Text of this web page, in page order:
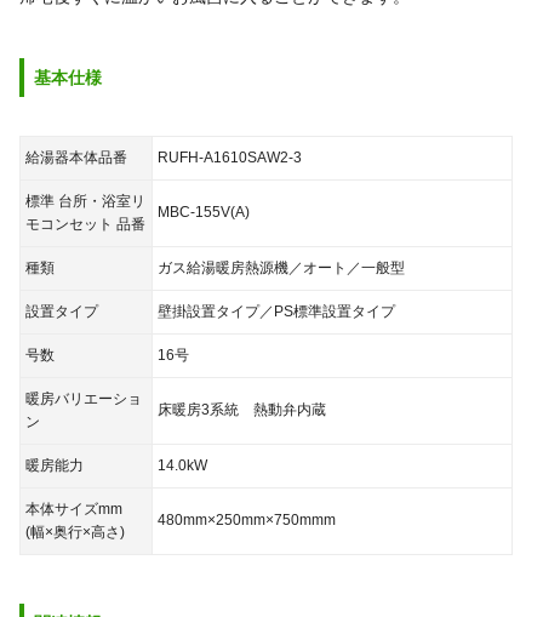
基本仕様
給湯器本体品番 RUFH-A1610SAW2-3
標準 台所・浴室リ
モコンセット 品番
MBC-155V(A)
種類 ガス給湯暖房熱源機／オート／一般型
設置タイプ 壁掛設置タイプ／PS標準設置タイプ
号数 16号
暖房バリエーショ
ン
床暖房3系統 熱動弁内蔵
暖房能力 14.0kW
本体サイズmm
(幅×奥行×高さ)
480mm×250mm×750mmm